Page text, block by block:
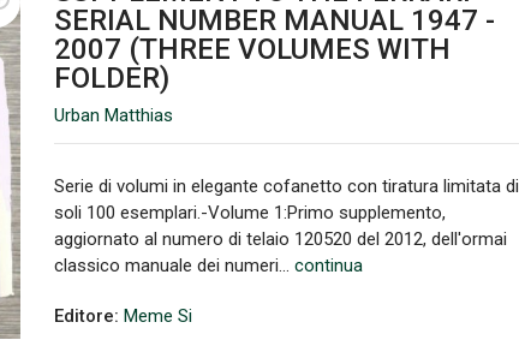
SERIAL NUMBER MANUAL 1947 -
2007 (THREE VOLUMES WITH
FOLDER)
Urban Matthias
Serie di volumi in elegante cofanetto con tiratura limitata di
soli 100 esemplari.-Volume 1:Primo supplemento,
aggiornato al numero di telaio 120520 del 2012, dell'ormai
classico manuale dei numeri... continua
Editore: Meme Si